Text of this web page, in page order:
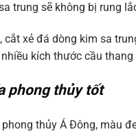
trung sẽ không bị rung
cắt xẻ đá dòng kim sa
kích thước cầu thang
phong thủy tốt
thủy Á Đông, màu